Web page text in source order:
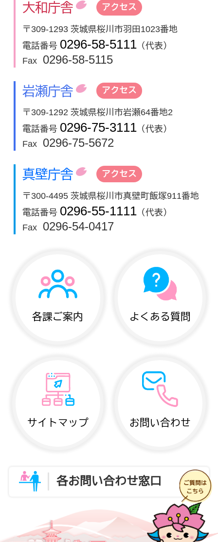
大和庁舎 アクセス
〒309-1293 茨城県桜川市羽田1023番地
電話番号 0296-58-5111 （代表）
Fax
0296-58-5115
岩瀬庁舎 アクセス
〒309-1292 茨城県桜川市岩瀬64番地2
電話番号 0296-75-3111 （代表）
Fax
0296-75-5672
真壁庁舎 アクセス
〒300-4495 茨城県桜川市真壁町飯塚911番地
電話番号 0296-55-1111 （代表）
Fax
0296-54-0417
各課ご案内 よくある質問
サイトマップ お問い合わせ
各お問い合わせ窓口